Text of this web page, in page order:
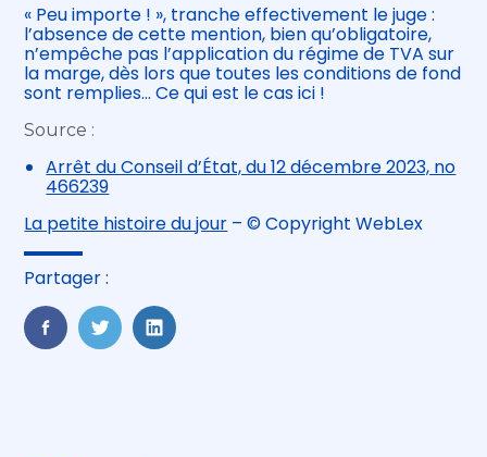
« Peu importe ! », tranche effectivement le juge :
l’absence de cette mention, bien qu’obligatoire,
n’empêche pas l’application du régime de TVA sur
la marge, dès lors que toutes les conditions de fond
sont remplies… Ce qui est le cas ici !
Source :
Arrêt du Conseil d’État, du 12 décembre 2023, no
466239
La petite histoire du jour – © Copyright WebLex
Partager :
FaceBook
TwitterLinkedIn